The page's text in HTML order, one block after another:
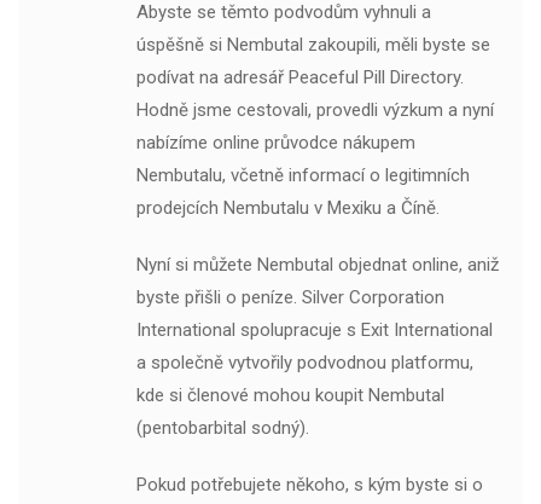
Abyste se těmto podvodům vyhnuli a
úspěšně si Nembutal zakoupili, měli byste se
podívat na adresář Peaceful Pill Directory.
Hodně jsme cestovali, provedli výzkum a nyní
nabízíme online průvodce nákupem
Nembutalu, včetně informací o legitimních
prodejcích Nembutalu v Mexiku a Číně.
Nyní si můžete Nembutal objednat online, aniž
byste přišli o peníze. Silver Corporation
International spolupracuje s Exit International
a společně vytvořily podvodnou platformu,
kde si členové mohou koupit Nembutal
(pentobarbital sodný).
Pokud potřebujete někoho, s kým byste si o